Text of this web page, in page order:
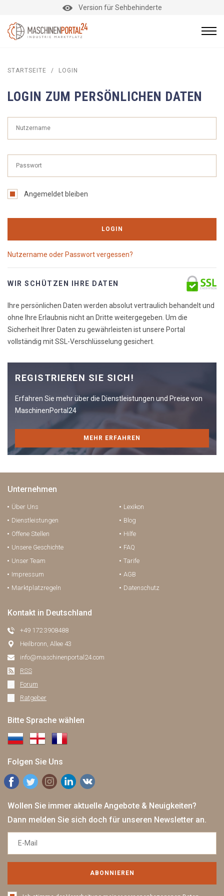
Version für Sehbehinderte
STARTSEITE / LOGIN
LOGIN ZUM PERSÖNLICHEN DATEN
Angemeldet bleiben
LOGIN
Nutzername oder Passwort vergessen?
WIR SCHÜTZEN IHRE DATEN
Ihre persönlichen Daten werden absolut vertraulich behandelt und
ohne Ihre Erlaubnis nicht an Dritte weitergegeben. Um die
Sicherheit Ihrer Daten zu gewährleisten ist unsere Portal
vollständig mit SSL-Verschlüsselung gesichert.
REGISTRIEREN SIE SICH!
Erfahren Sie mehr über die Dienstleistungen und Preise von
MaschinenPortal24
MEHR ERFAHREN
Unternehmen
Über Uns
Dienstleistungen
Offene Stellen
Unsere Geschichte
Unser Team
Impressum
Marktplatzregeln
Lexikon
Blog
Hilfe
FAQ
Tarife
AGB
Datenschutz
Kontakt in Deutschland
+49 172 3908488
Heilbronn, Allee 43
info@maschinenportal24.сom
RSS
Forum
Ratgeber
Bitte Sprache wählen
Folgen Sie Uns
Wollen Sie immer aktuelle Angebote & Neuigkeiten?
Dann melden Sie sich doch für unseren Newsletter an.
ABONNIEREN